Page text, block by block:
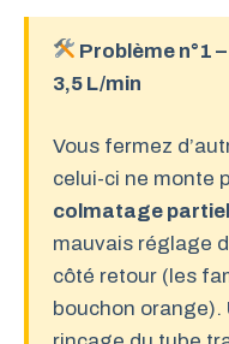
Problème n°1
3,5 L/min
Vous fermez
celui-ci ne monte
colmatage partiel
mauvais réglage
côté retour (les
bouchon orange).